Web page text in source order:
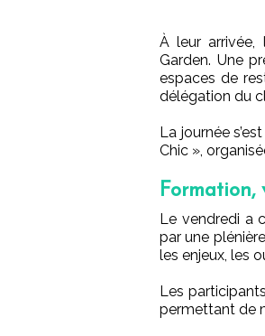
À leur arrivée,
Garden. Une
espaces de
délégation du
La journée
Chic »,
Formation,
Le vendredi a
par une
les enjeux, les
Les
permettant de